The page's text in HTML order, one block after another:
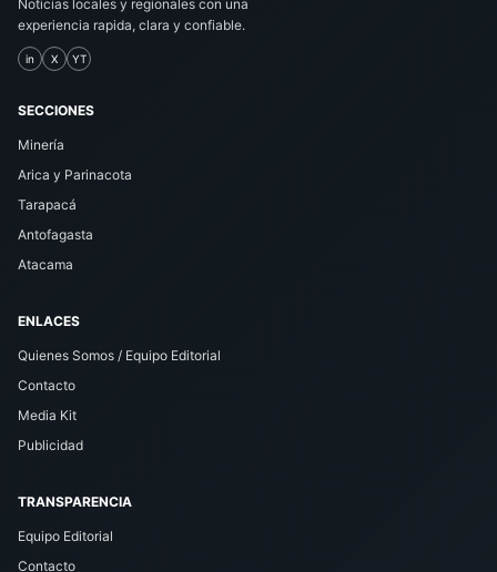
Noticias locales y regionales con una
experiencia rapida, clara y confiable.
in X YT
SECCIONES
Minería
Arica y Parinacota
Tarapacá
Antofagasta
Atacama
ENLACES
Quienes Somos / Equipo Editorial
Contacto
Media Kit
Publicidad
TRANSPARENCIA
Equipo Editorial
Contacto